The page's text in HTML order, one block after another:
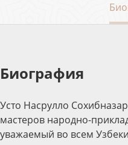
Биография
Усто Насрулло
мастеров народно-
уважаемый во всем